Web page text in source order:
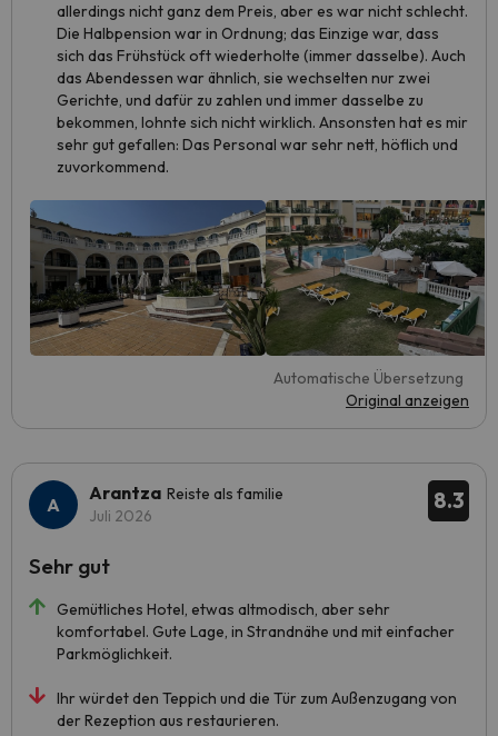
allerdings nicht ganz dem Preis, aber es war nicht schlecht.
Die Halbpension war in Ordnung; das Einzige war, dass
sich das Frühstück oft wiederholte (immer dasselbe). Auch
das Abendessen war ähnlich, sie wechselten nur zwei
Gerichte, und dafür zu zahlen und immer dasselbe zu
bekommen, lohnte sich nicht wirklich. Ansonsten hat es mir
sehr gut gefallen: Das Personal war sehr nett, höflich und
zuvorkommend.
Automatische Übersetzung
Original anzeigen
8.3
Arantza Reiste als familie
Juli 2026
Gemütliches Hotel, etwas altmodisch, aber sehr
komfortabel. Gute Lage, in Strandnähe und mit einfacher
Parkmöglichkeit.
Ihr würdet den Teppich und die Tür zum Außenzugang von
der Rezeption aus restaurieren.
Sehr gut